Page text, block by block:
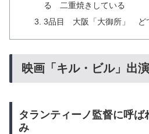
る 二重焼きしている
3品目 大阪「大御所」 ど
映画「キル・ビル」出
タランティーノ監督に呼ば
み